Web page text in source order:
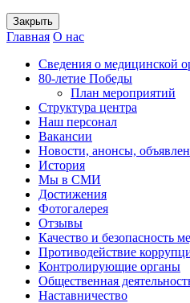
Закрыть
Главная О нас
Сведения о медицинской
80-летие Победы
План мероприятий
Структура центра
Наш персонал
Вакансии
Новости, анонсы,
История
Мы в СМИ
Достижения
Фотогалерея
Отзывы
Качество и безопасность
Противодействие
Контролирующие органы
Общественная
Наставничество